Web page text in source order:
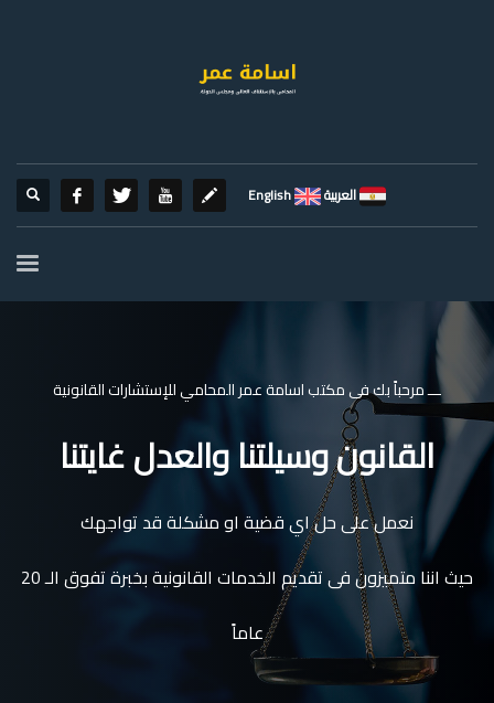
العربية English
ـــ مرحباً بك فى مكتب اسامة عمر المحامي للإستشارات القانونية
القانون وسيلتنا والعدل غايتنا
نعمل على حل اي قضية او مشكلة قد تواجهك
حيث اننا متميزون فى تقديم الخدمات القانونية بخبرة تفوق الـ 20
عاماً